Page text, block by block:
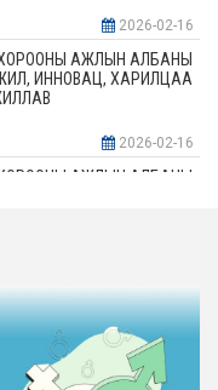
2026-02-16
АЖЛЫН АЛБАНЫ
ИННОВАЦ, ХАРИЛЦАА
2026-02-16
АЖЛЫН АЛБАНЫ
АЖЛЫН АЛБАНЫ
БАРИЛГА, ОРОН
АЖИЛЛАВ
2026-02-16